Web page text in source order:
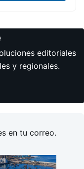
editoriales
y regionales.
en tu correo.